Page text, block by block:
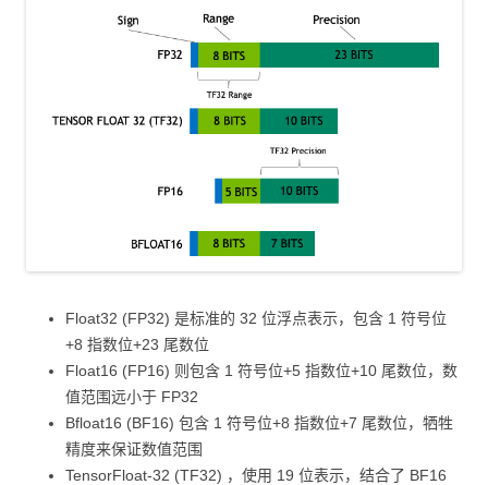
Float32 (FP32) 是标准的 32 位浮点表示，包含 1 符号位
+8 指数位+23 尾数位
Float16 (FP16) 则包含 1 符号位+5 指数位+10 尾数位，数
值范围远小于 FP32
Bfloat16 (BF16) 包含 1 符号位+8 指数位+7 尾数位，牺牲
精度来保证数值范围
TensorFloat-32 (TF32) ，使用 19 位表示，结合了 BF16